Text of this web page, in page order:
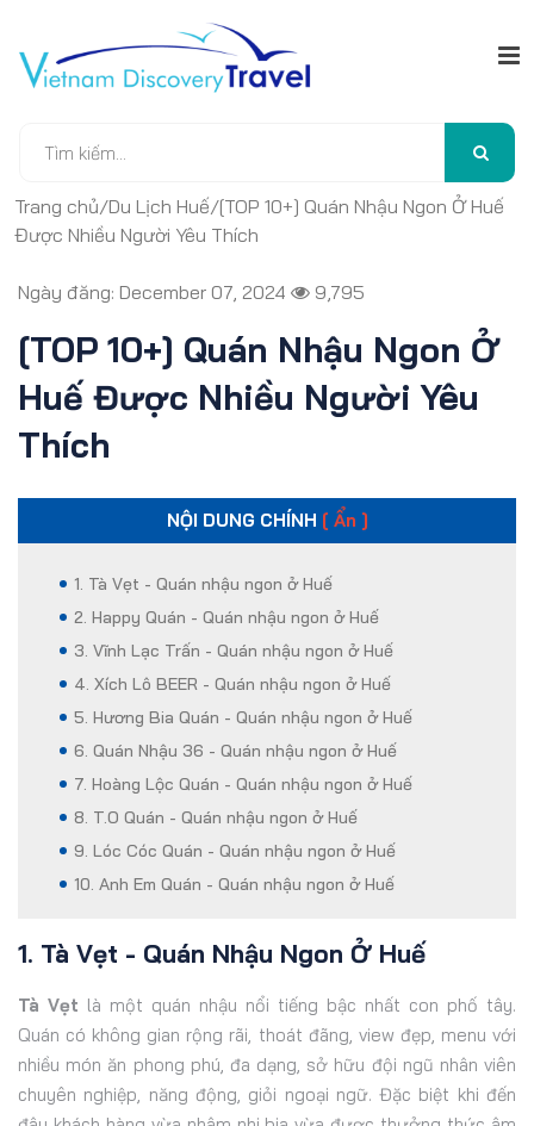
Trang chủ/Du Lịch Huế/[TOP 10+] Quán Nhậu Ngon Ở Huế
Được Nhiều Người Yêu Thích
Ngày đăng: December 07, 2024 9,795
[TOP 10+] Quán Nhậu Ngon Ở
Huế Được Nhiều Người Yêu
Thích
NỘI DUNG CHÍNH [ Ẩn ]
1. Tà Vẹt - Quán nhậu ngon ở Huế
2. Happy Quán - Quán nhậu ngon ở Huế
3. Vĩnh Lạc Trấn - Quán nhậu ngon ở Huế
4. Xích Lô BEER - Quán nhậu ngon ở Huế
5. Hương Bia Quán - Quán nhậu ngon ở Huế
6. Quán Nhậu 36 - Quán nhậu ngon ở Huế
7. Hoàng Lộc Quán - Quán nhậu ngon ở Huế
8. T.O Quán - Quán nhậu ngon ở Huế
9. Lóc Cóc Quán - Quán nhậu ngon ở Huế
10. Anh Em Quán - Quán nhậu ngon ở Huế
1. Tà Vẹt - Quán Nhậu Ngon Ở Huế
Tà Vẹt là một quán nhậu nổi tiếng bậc nhất con phố tây.
Quán có không gian rộng rãi, thoát đãng, view đẹp, menu với
nhiều món ăn phong phú, đa dạng, sở hữu đội ngũ nhân viên
chuyên nghiệp, năng động, giỏi ngoại ngữ. Đặc biệt khi đến